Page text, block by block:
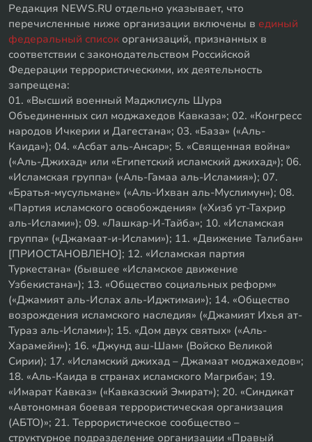
Редакция NEWS.RU отдельно указывает, что
перечисленные ниже организации включены в единый
федеральный список организаций, признанных в
соответствии с законодательством Российской
Федерации террористическими, их деятельность
запрещена:
01. «Высший военный Маджлисуль Шура
Объединенных сил моджахедов Кавказа»; 02. «Конгресс
народов Ичкерии и Дагестана»; 03. «База» («Аль-
Каида»); 04. «Асбат аль-Ансар»; 5. «Священная война»
(«Аль-Джихад» или «Египетский исламский джихад»); 06.
«Исламская группа» («Аль-Гамаа аль-Исламия»); 07.
«Братья-мусульмане» («Аль-Ихван аль-Муслимун»); 08.
«Партия исламского освобождения» («Хизб ут-Тахрир
аль-Ислами»); 09. «Лашкар-И-Тайба»; 10. «Исламская
группа» («Джамаат-и-Ислами»); 11. «Движение Талибан»
[ПРИОСТАНОВЛЕНО]; 12. «Исламская партия
Туркестана» (бывшее «Исламское движение
Узбекистана»); 13. «Общество социальных реформ»
(«Джамият аль-Ислах аль-Иджтимаи»); 14. «Общество
возрождения исламского наследия» («Джамият Ихья ат-
Тураз аль-Ислами»); 15. «Дом двух святых» («Аль-
Харамейн»); 16. «Джунд аш-Шам» (Войско Великой
Сирии); 17. «Исламский джихад – Джамаат моджахедов»;
18. «Аль-Каида в странах исламского Магриба»; 19.
«Имарат Кавказ» («Кавказский Эмират»); 20. «Синдикат
«Автономная боевая террористическая организация
(АБТО)»; 21. Террористическое сообщество –
структурное подразделение организации «Правый